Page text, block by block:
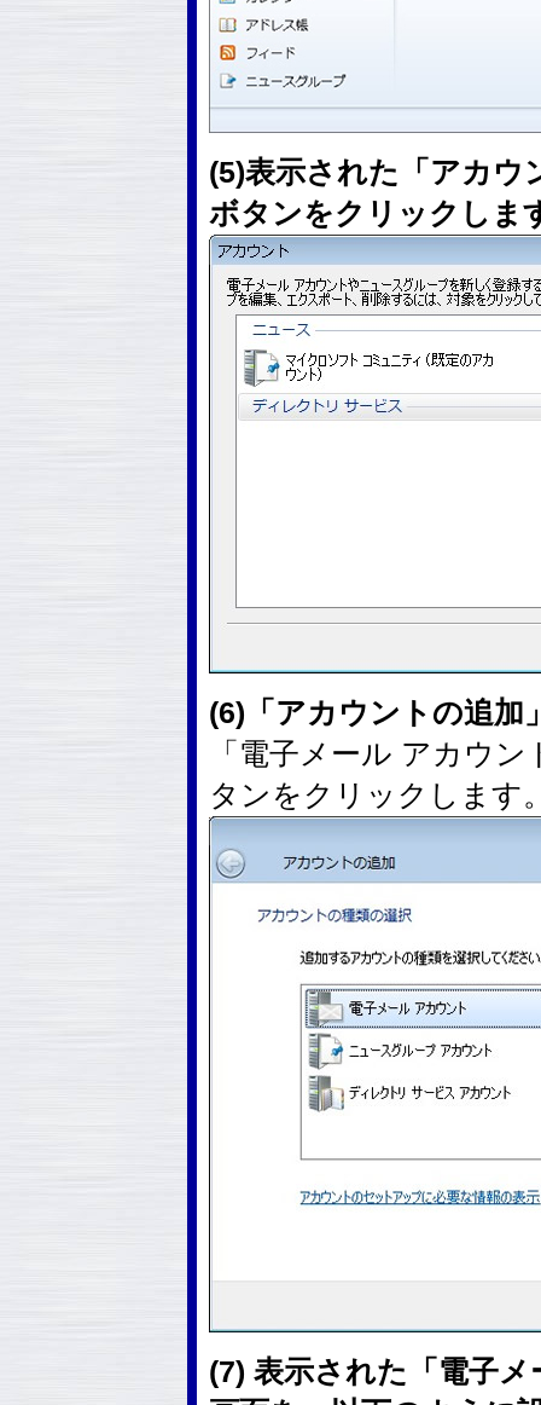
(5)表示された「アカウ
ボタンをクリックしま
(6)「アカウントの追加
「電子メール アカウ
タンをクリックします
(7) 表示された「電子